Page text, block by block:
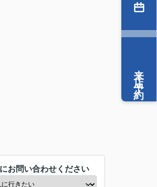
お問い合わせください
来店予約